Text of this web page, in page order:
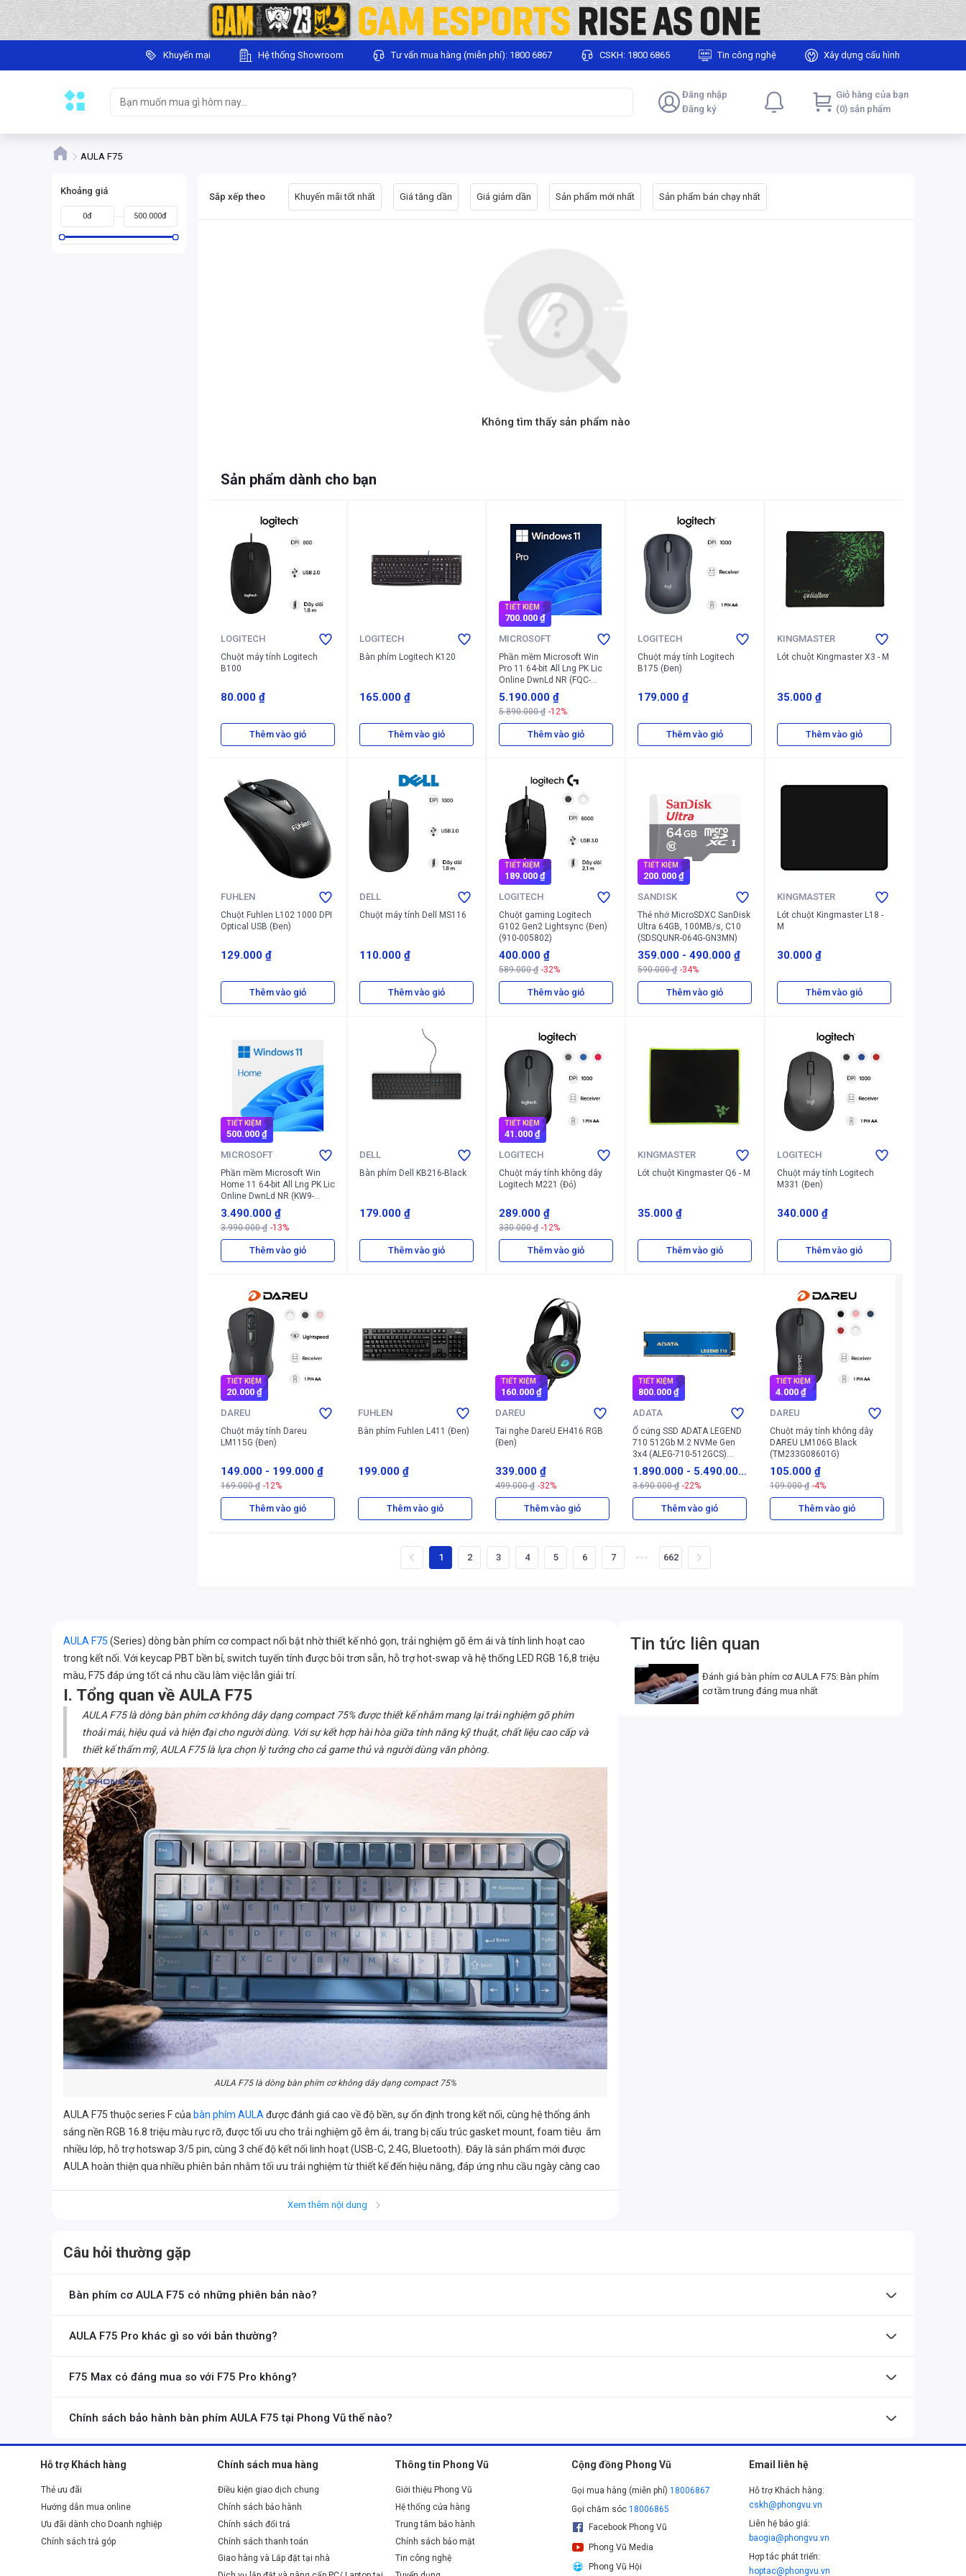
Khuyến mại Hệ thống Showroom Tư vấn mua hàng (miễn phí): 1800 6867 CSKH: 1800 6865 Tin công nghệ Xây dựng cấu hình
Đăng nhập
Đăng ký
Giỏ hàng của bạn
(0) sản phẩm
AULA F75
Khoảng giá
0đ 500.000đ
Sắp xếp theo Khuyến mãi tốt nhất Giá tăng dần Giá giảm dần Sản phẩm mới nhất Sản phẩm bán chạy nhất
Không tìm thấy sản phẩm nào
Sản phẩm dành cho bạn
LOGITECH
Chuột máy tính Logitech
B100
80.000 ₫
Thêm vào giỏ
LOGITECH
Bàn phím Logitech K120
165.000 ₫
Thêm vào giỏ
TIẾT KIỆM
700.000 ₫
MICROSOFT
Phần mềm Microsoft Win
Pro 11 64-bit All Lng PK Lic
Online DwnLd NR (FQC-
10572)
5.190.000 ₫
5.890.000 ₫ -12%
Thêm vào giỏ
LOGITECH
Chuột máy tính Logitech
B175 (Đen)
179.000 ₫
Thêm vào giỏ
KINGMASTER
Lót chuột Kingmaster X3 - M
35.000 ₫
Thêm vào giỏ
FUHLEN
Chuột Fuhlen L102 1000 DPI
Optical USB (Đen)
129.000 ₫
Thêm vào giỏ
DELL
Chuột máy tính Dell MS116
110.000 ₫
Thêm vào giỏ
TIẾT KIỆM
189.000 ₫
LOGITECH
Chuột gaming Logitech
G102 Gen2 Lightsync (Đen)
(910-005802)
400.000 ₫
589.000 ₫ -32%
Thêm vào giỏ
TIẾT KIỆM
200.000 ₫
SANDISK
Thẻ nhớ MicroSDXC SanDisk
Ultra 64GB, 100MB/s, C10
(SDSQUNR-064G-GN3MN)
359.000 -490.000 ₫
590.000 ₫ -34%
Thêm vào giỏ
KINGMASTER
Lót chuột Kingmaster L18 -
M
30.000 ₫
Thêm vào giỏ
TIẾT KIỆM
500.000 ₫
MICROSOFT
Phần mềm Microsoft Win
Home 11 64-bit All Lng PK Lic
Online DwnLd NR (KW9-
00664)
3.490.000 ₫
3.990.000 ₫ -13%
Thêm vào giỏ
DELL
Bàn phím Dell KB216-Black
179.000 ₫
Thêm vào giỏ
TIẾT KIỆM
41.000 ₫
LOGITECH
Chuột máy tính không dây
Logitech M221 (Đỏ)
289.000 ₫
330.000 ₫ -12%
Thêm vào giỏ
KINGMASTER
Lót chuột Kingmaster Q6 - M
35.000 ₫
Thêm vào giỏ
LOGITECH
Chuột máy tính Logitech
M331 (Đen)
340.000 ₫
Thêm vào giỏ
TIẾT KIỆM
20.000 ₫
DAREU
Chuột máy tính Dareu
LM115G (Đen)
149.000- 199.000 ₫
169.000 ₫ -12%
Thêm vào giỏ
FUHLEN
Bàn phím Fuhlen L411 (Đen)
199.000 ₫
Thêm vào giỏ
TIẾT KIỆM
160.000 ₫
DAREU
Tai nghe DareU EH416 RGB
(Đen)
339.000 ₫
499.000 ₫ -32%
Thêm vào giỏ
TIẾT KIỆM
800.000 ₫
ADATA
Ổ cứng SSD ADATA LEGEND
710 512Gb M.2 NVMe Gen
3x4 (ALEG-710-512GCS)
(Xanh)
1.890.000- 5.490.00
0 ₫
3.690.000 ₫ -22%
Thêm vào giỏ
TIẾT KIỆM
4.000 ₫
DAREU
Chuột máy tính không dây
DAREU LM106G Black
(TM233G08601G)
105.000 ₫
109.000 ₫ -4%
Thêm vào giỏ
1 2 3 4 5 6 7 662
AULA F75 (Series) dòng bàn phím cơ compact nổi bật nhờ thiết kế nhỏ gọn, trải nghiệm gõ êm ái và tính linh hoạt cao
trong kết nối. Với keycap PBT bền bỉ, switch tuyến tính được bôi trơn sẵn, hỗ trợ hot-swap và hệ thống LED RGB 16,8 triệu
màu, F75 đáp ứng tốt cả nhu cầu làm việc lẫn giải trí.
I. Tổng quan về AULA F75
AULA F75 là dòng bàn phím cơ không dây dạng compact 75% được thiết kế nhằm mang lại trải nghiệm gõ phím
thoải mái, hiệu quả và hiện đại cho người dùng. Với sự kết hợp hài hòa giữa tính năng kỹ thuật, chất liệu cao cấp và
thiết kế thẩm mỹ, AULA F75 là lựa chọn lý tưởng cho cả game thủ và người dùng văn phòng.
AULA F75 là dòng bàn phím cơ không dây dạng compact 75%
AULA F75 thuộc series F của bàn phím AULA được đánh giá cao về độ bền, sự ổn định trong kết nối, cùng hệ thống ánh
sáng nền RGB 16.8 triệu màu rực rỡ, được tối ưu cho trải nghiệm gõ êm ái, trang bị cấu trúc gasket mount, foam tiêu âm
nhiều lớp, hỗ trợ hotswap 3/5 pin, cùng 3 chế độ kết nối linh hoạt (USB-C, 2.4G, Bluetooth). Đây là sản phẩm mới được
AULA hoàn thiện qua nhiều phiên bản nhằm tối ưu trải nghiệm từ thiết kế đến hiệu năng, đáp ứng nhu cầu ngày càng cao
II. Đặc điểm nổi bật của bàn phím AULA F75
AULA F75 sở hữu thiết kế compact với layout 75% giúp tiết kiệm tối đa không gian bàn làm việc mà vẫn đảm bảo tính năng
sử dụng. Kích thước nhỏ gọn này đặc biệt phù hợp với những setup gaming có không gian hạn chế hoặc nhu cầu di chuyển
phím mũi tên và các phím điều hướng.
Xem thêm nội dung
Tin tức liên quan
Đánh giá bàn phím cơ AULA F75: Bàn phím
cơ tầm trung đáng mua nhất
Câu hỏi thường gặp
Bàn phím cơ AULA F75 có những phiên bản nào?
AULA F75 Pro khác gì so với bản thường?
F75 Max có đáng mua so với F75 Pro không?
Chính sách bảo hành bàn phím AULA F75 tại Phong Vũ thế nào?
Tất cả sản phẩm AULA F75 tại Phong Vũ đều chính hãng, bảo hành 24 tháng, hỗ trợ đổi trả trong 15 ngày, kèm dịch vụ hậu mãi và hỗ trợ kỹ thuật trọn đời.
Hỗ trợ Khách hàng
Thẻ ưu đãi
Hướng dẫn mua online
Ưu đãi dành cho Doanh nghiệp
Chính sách trả góp
Chính sách mua hàng
Điều kiện giao dịch chung
Chính sách bảo hành
Chính sách đổi trả
Chính sách thanh toán
Giao hàng và Lắp đặt tại nhà
Thông tin Phong Vũ
Giới thiệu Phong Vũ
Hệ thống cửa hàng
Trung tâm bảo hành
Chính sách bảo mật
Tin công nghệ
Cộng đồng Phong Vũ
Gọi mua hàng (miễn phí)18006867
Gọi chăm sóc18006865
Facebook Phong Vũ
Phong Vũ Media
Phong Vũ Hội
Email liên hệ
Hỗ trợ Khách hàng:
cskh@phongvu.vn
Liên hệ báo giá:
baogia@phongvu.vn
Hợp tác phát triển:
hoptac@phongvu.vn